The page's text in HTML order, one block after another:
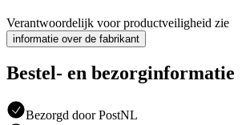
Verantwoordelijk voor productveiligheid zie
informatie over de fabrikant
Bestel- en bezorginformatie
Bezorgd door PostNL